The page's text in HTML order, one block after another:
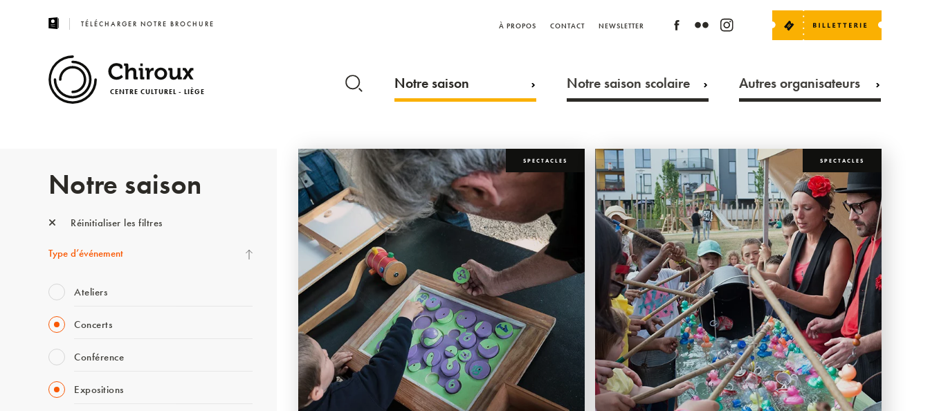
TÉLÉCHARGER NOTRE BROCHURE À PROPOS CONTACT NEWSLETTER
CENTRE CULTUREL - LIÈGE Notre saison Notre saison scolaire Autres organisateurs
Notre saison
Réinitialiser les filtres
Type d’événement
Ateliers
Concerts
Conférence
Expositions
SPECTACLES SPECTACLES